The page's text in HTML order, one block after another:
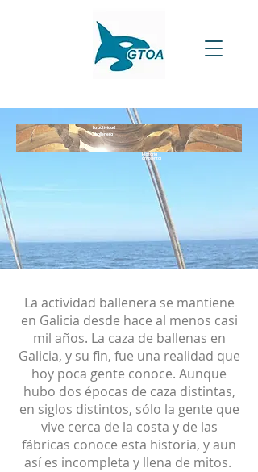
Historia
ambiental
La actividad
ballenera
La actividad ballenera se mantiene
en Galicia desde hace al menos casi
mil años. La caza de ballenas en
Galicia, y su fin, fue una realidad que
hoy poca gente conoce. Aunque
hubo dos épocas de caza distintas,
en siglos distintos, sólo la gente que
vive cerca de la costa y de las
fábricas conoce esta historia, y aun
así es incompleta y llena de mitos.